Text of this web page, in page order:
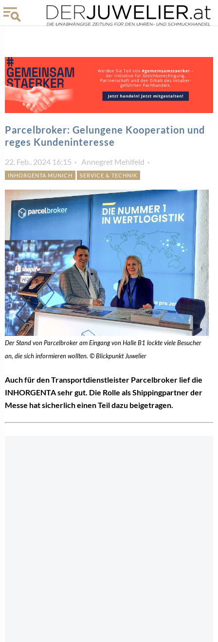
Parcelbroker: Gelungene Kooperation und
reges Kundeninteresse
22. Feb.. 2024 16:15 Annegret Mehlfeld
INHORGENTA MUNICH SERVICE & TECHNIK
Der Stand von Parcelbroker am Eingang von Halle B1 lockte viele Besucher
an, die sich informieren wollten. © Blickpunkt Juwelier
Auch für den Transportdienstleister Parcelbroker lief die
INHORGENTA sehr gut. Die Rolle als Shippingpartner der
Messe hat sicherlich einen Teil dazu beigetragen.